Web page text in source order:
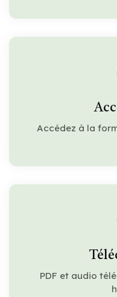
Accédez à la
PDF et audio